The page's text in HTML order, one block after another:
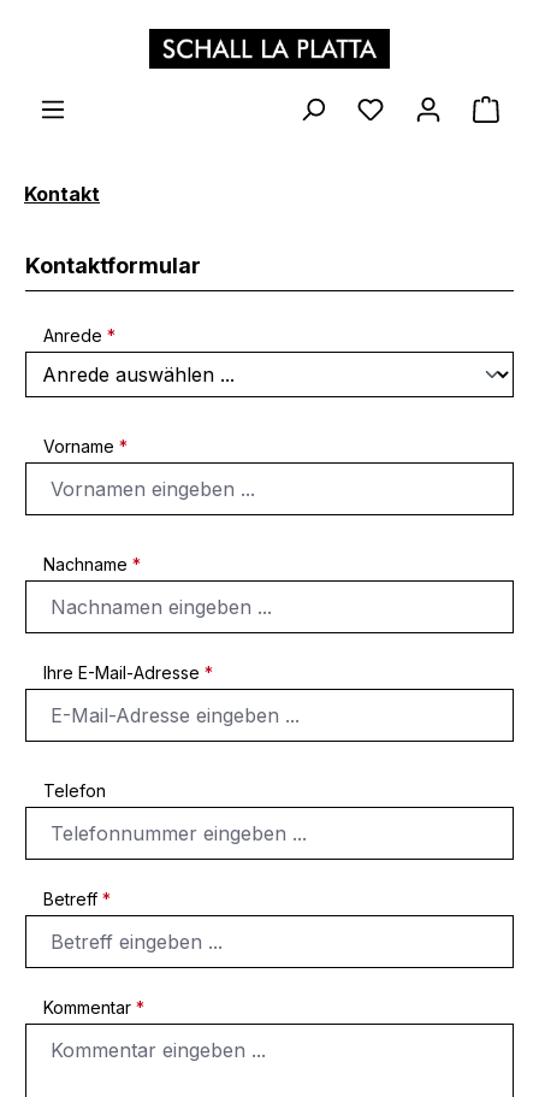
Zum Hauptinhalt springen
Kontakt
Kontaktformular
Anrede *
Vorname *
Nachname *
Ihre E-Mail-Adresse *
Telefon
Betreff *
Kommentar *